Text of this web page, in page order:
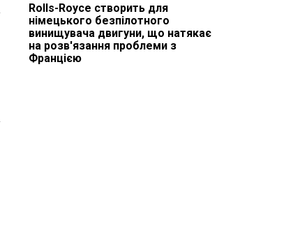
Rolls-Royce створить для
німецького безпілотного
винищувача двигуни, що натякає
на розв'язання проблеми з
Францією